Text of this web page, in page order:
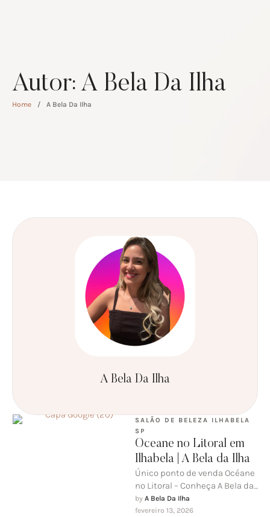
Autor: A Bela Da Ilha
Home / A Bela Da Ilha
A Bela Da Ilha
SALÃO DE BELEZA ILHABELA
SP
Oceane no Litoral em
Ilhabela | A Bela da Ilha
Único ponto de venda Océane
no Litoral – Conheça A Bela da
Ilha em Ilhabela Se você
procura …
by A Bela Da Ilha
fevereiro 13, 2026